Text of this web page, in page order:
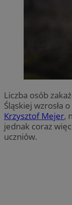
Liczba osób
Śląskiej wzrosła
Krzysztof Mejer,
jednak coraz
uczniów.